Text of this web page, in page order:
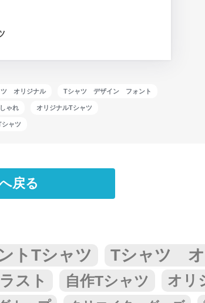
ツ オリジナル Tシャツ デザイン フォント
ゃれ オリジナルTシャツ
シャツ
戻る
トTシャツ
Tシャツ オ
スト 自作Tシャツ オリ